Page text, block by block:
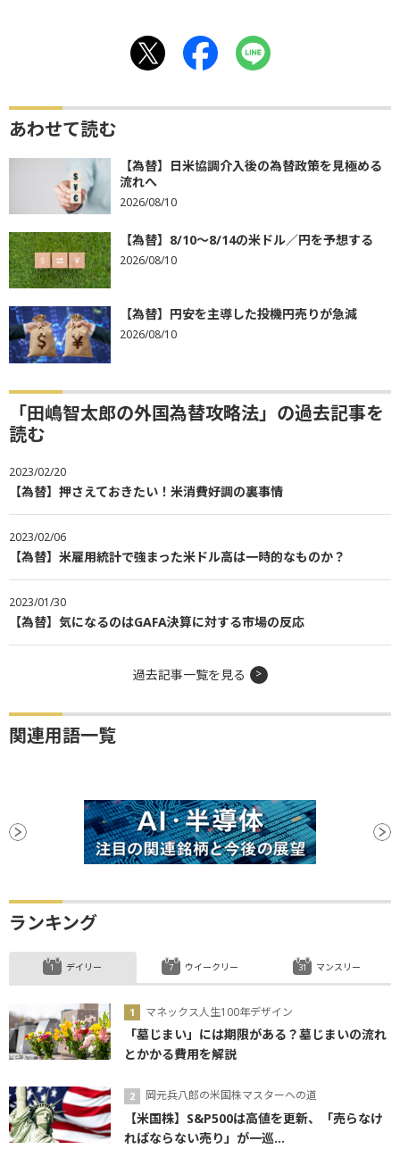
あわせて読む
【為替】日米協調介入後の為替政策を見極める
流れへ
2026/08/10
【為替】8/10～8/14の米ドル／円を予想する
2026/08/10
【為替】円安を主導した投機円売りが急減
2026/08/10
「田嶋智太郎の外国為替攻略法」の過去記事を
読む
2023/02/20
【為替】押さえておきたい！米消費好調の裏事情
2023/02/06
【為替】米雇用統計で強まった米ドル高は一時的なものか？
2023/01/30
【為替】気になるのはGAFA決算に対する市場の反応
過去記事一覧を見る
関連用語一覧
ランキング
デイリー
マネックス人生100年デザイン
「墓じまい」には期限がある？墓じまいの流れ
とかかる費用を解説
岡元兵八郎の米国株マスターへの道
【米国株】S&P500は高値を更新、「売らなけ
ればならない売り」が一巡...
ウイークリー マンスリー